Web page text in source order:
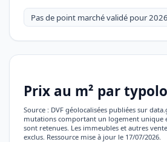
Pas de point marché validé pour
Prix au m² par
Source : DVF géolocalisées publiées sur
mutations comportant un logement unique
sont retenues. Les immeubles et autres
exclus. Ressource mise à jour le 17/07/2026.